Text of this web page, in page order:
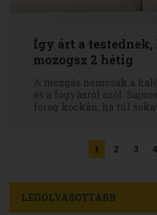
Így árt a testednek,
mozogsz 2 hétig
A mozgás nemcsak a
és a fogyásról szól.
forog kockán, ha túl
1 2 3 4
LEGOLVASOTTABB